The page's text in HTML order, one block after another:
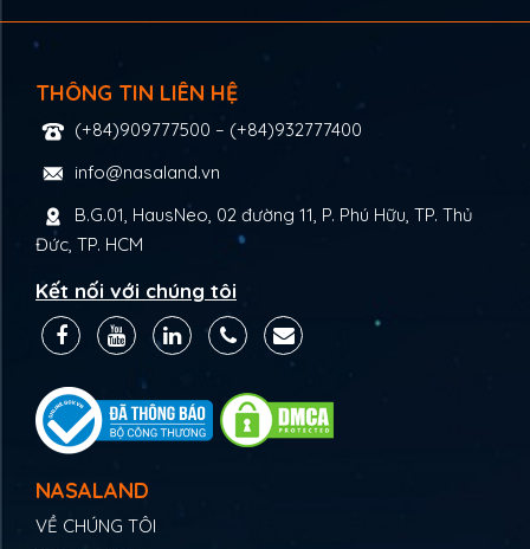
THÔNG TIN LIÊN HỆ
(+84)909777500 – (+84)932777400
info@nasaland.vn
B.G.01, HausNeo, 02 đường 11, P. Phú Hữu, TP. Thủ
Đức, TP. HCM
Kết nối với chúng tôi
NASALAND
VỀ CHÚNG TÔI